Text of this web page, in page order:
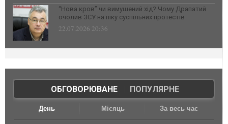
“Нова кров” чи вимушений хід? Чому Драпатий
очолив ЗСУ на піку суспільних протестів
22.07.2026 20:36
ОБГОВОРЮВАНЕ| ПОПУЛЯРНЕ
День Місяць За весь час